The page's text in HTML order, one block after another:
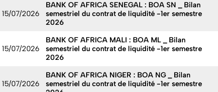
15/07/2026
BANK OF AFRICA SENEGAL : BOA SN _ Bilan
semestriel du contrat de liquidité -1er semestre
2026
15/07/2026
BANK OF AFRICA MALI : BOA ML _ Bilan
semestriel du contrat de liquidité -1er semestre
2026
15/07/2026
BANK OF AFRICA NIGER : BOA NG _ Bilan
semestriel du contrat de liquidité -1er semestre